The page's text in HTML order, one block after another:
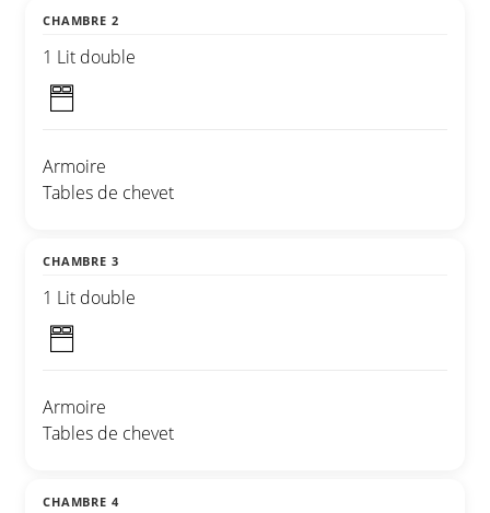
CHAMBRE 2
1 Lit double
Armoire
Tables de chevet
CHAMBRE 3
1 Lit double
Armoire
Tables de chevet
CHAMBRE 4